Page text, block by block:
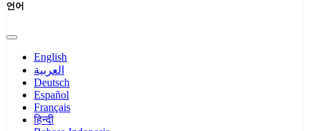
언어
English
العربية
Deutsch
Español
Français
हिन्दी